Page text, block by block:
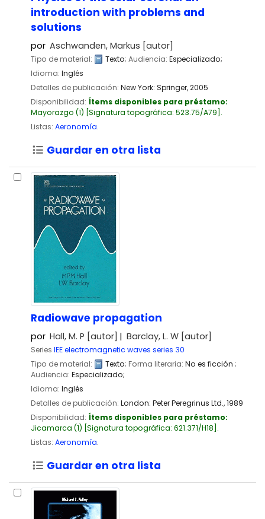
introduction with problems and
solutions
por Aschwanden, Markus [autor]
Tipo de material: Texto; Audiencia: Especializado;
Idioma: Inglés
Detalles de publicación: New York: Springer,2005
Disponibilidad: Ítems disponibles para préstamo:
Mayorazgo (1) Signatura topográfica: 523.75/A79 .
Listas: Aeronomía.
Guardar en otra lista
Radiowave propagation
por Hall, M. P [autor] Barclay, L. W[autor]
Series IEE electromagnetic waves series 30
Tipo de material:
Texto; Forma literaria: No es ficción ;
Audiencia: Especializado;
Idioma: Inglés
Detalles de publicación: London: Peter Peregrinus Ltd.,1989
Disponibilidad: Ítems disponibles para préstamo:
Jicamarca (1) Signatura topográfica: 621.371/H18 .
Listas: Aeronomía.
Guardar en otra lista